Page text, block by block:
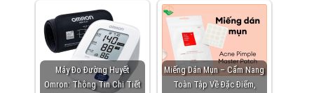
Máy Đo Đường Huyết
Omron: Thông Tin Chi Tiết
Miếng Dán Mụn – Cẩm Nang
Toàn Tập Về Đặc Điểm,